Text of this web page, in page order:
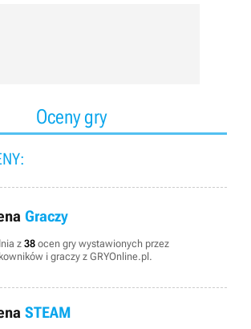
Oceny gry
Graczy
z 38 ocen gry wystawionych przez
i graczy z GRYOnline.pl.
STEAM